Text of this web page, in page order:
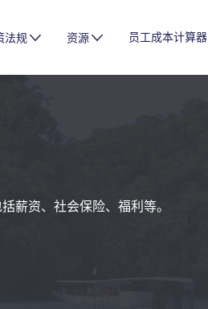
法规 资源 员工成本计算器
薪资、社会保险、福利等。